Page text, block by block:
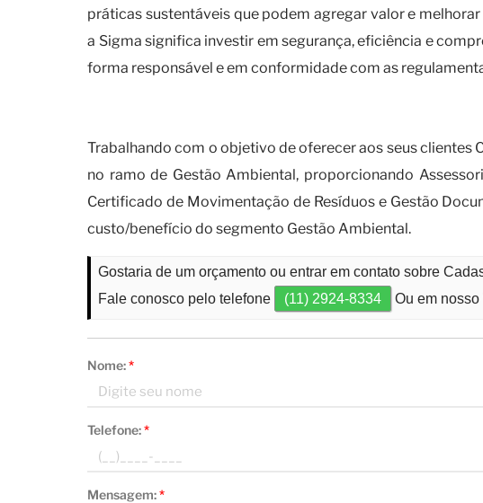
práticas sustentáveis que podem agregar valor e
a Sigma significa investir em segurança, eficiência e
forma responsável e em conformidade com as
Trabalhando com o objetivo de oferecer aos seus clientes
no ramo de Gestão Ambiental, proporcionando
Certificado de Movimentação de Resíduos e Gestão
custo/benefício do segmento Gestão Ambiental.
Gostaria de um orçamento ou entrar em contato sobre
Fale conosco pelo telefone
(11) 2924-8334 Ou em
Nome:*
Telefone:*
Mensagem:*